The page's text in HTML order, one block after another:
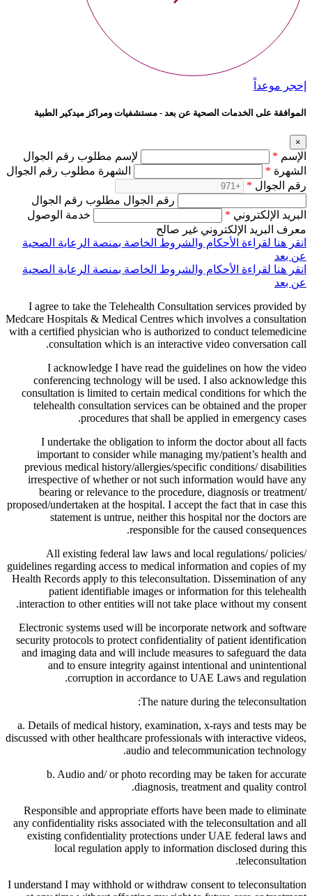
إحجر موعداً
الموافقة على الخدمات الصحية عن بعد - مستشفيات ومراكز ميدكير الطبية
×
الإسم *
لإسم مطلوب رقم الجوال
الشهرة *
الشهرة مطلوب رقم الجوال
رقم الجوال *
رقم الجوال مطلوب رقم الجوال
البريد الإلكتروني *
خدمة الوصول
معرف البريد الإلكتروني غير صالح
انقر هنا لقراءة الأحكام والشروط الخاصة بمنصة الرعاية الصحية
عن بعد
انقر هنا لقراءة الأحكام والشروط الخاصة بمنصة الرعاية الصحية
عن بعد
I agree to take the Telehealth Consultation services provided by
Medcare Hospitals & Medical Centres which involves a consultation
with a certified physician who is authorized to conduct telemedicine
consultation which is an interactive video conversation call.
I acknowledge I have read the guidelines on how the video
conferencing technology will be used. I also acknowledge this
consultation is limited to certain medical conditions for which the
telehealth consultation services can be obtained and the proper
procedures that shall be applied in emergency cases.
I undertake the obligation to inform the doctor about all facts
important to consider while managing my/patient’s health and
previous medical history/allergies/specific conditions/ disabilities
irrespective of whether or not such information would have any
bearing or relevance to the procedure, diagnosis or treatment/
proposed/undertaken at the hospital. I accept the fact that in case this
statement is untrue, neither this hospital nor the doctors are
responsible for the caused consequences.
All existing federal law laws and local regulations/ policies/
guidelines regarding access to medical information and copies of my
Health Records apply to this teleconsultation. Dissemination of any
patient identifiable images or information for this telehealth
interaction to other entities will not take place without my consent.
Electronic systems used will be incorporate network and software
security protocols to protect confidentiality of patient identification
and imaging data and will include measures to safeguard the data
and to ensure integrity against intentional and unintentional
corruption in accordance to UAE Laws and regulation.
The nature during the teleconsultation:
a. Details of medical history, examination, x-rays and tests may be
discussed with other healthcare professionals with interactive videos,
audio and telecommunication technology.
b. Audio and/ or photo recording may be taken for accurate
diagnosis, treatment and quality control.
Responsible and appropriate efforts have been made to eliminate
any confidentiality risks associated with the teleconsultation and all
existing confidentiality protections under UAE federal laws and
local regulation apply to information disclosed during this
teleconsultation.
I understand I may withhold or withdraw consent to teleconsultation